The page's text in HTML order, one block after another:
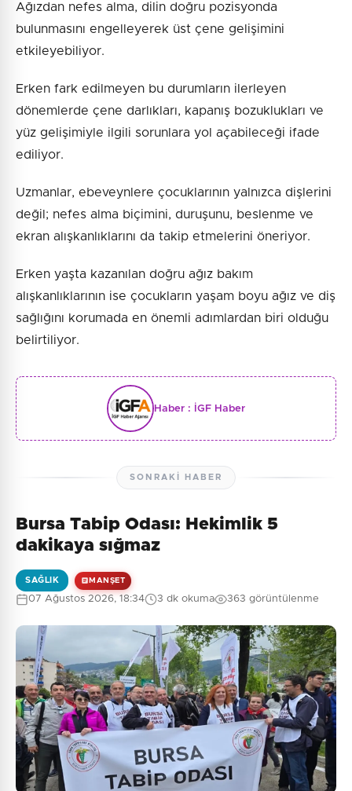
Ağızdan nefes alma, dilin doğru pozisyonda
bulunmasını engelleyerek üst çene gelişimini
etkileyebiliyor.
Erken fark edilmeyen bu durumların ilerleyen
dönemlerde çene darlıkları, kapanış bozuklukları ve
yüz gelişimiyle ilgili sorunlara yol açabileceği ifade
ediliyor.
Uzmanlar, ebeveynlere çocuklarının yalnızca dişlerini
değil; nefes alma biçimini, duruşunu, beslenme ve
ekran alışkanlıklarını da takip etmelerini öneriyor.
Erken yaşta kazanılan doğru ağız bakım
alışkanlıklarının ise çocukların yaşam boyu ağız ve diş
sağlığını korumada en önemli adımlardan biri olduğu
belirtiliyor.
Haber : İGF Haber
SONRAKI HABER
Bursa Tabip Odası: Hekimlik 5
dakikaya sığmaz
SAĞLIK MANŞET
07 Ağustos 2026, 18:34 3 dk okuma 363 görüntülenme